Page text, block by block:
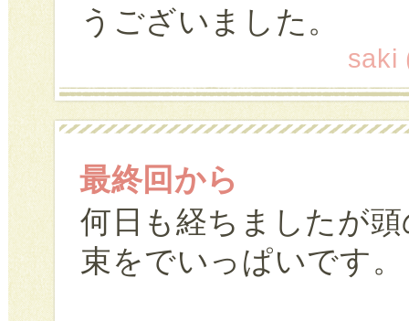
うございました。
saki
最終回から
何日も経ちましたが
束をでいっぱいです。